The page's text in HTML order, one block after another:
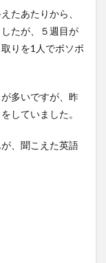
たあたりから、
たが、５週目が
りを1人でボソボ
多いですが、昨
していました。
、聞こえた英語